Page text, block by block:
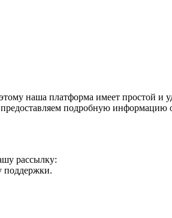
наша платформа имеет простой и
подробную
рассылку:
поддержки.